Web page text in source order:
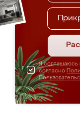
Я соглашаюсь
согласно